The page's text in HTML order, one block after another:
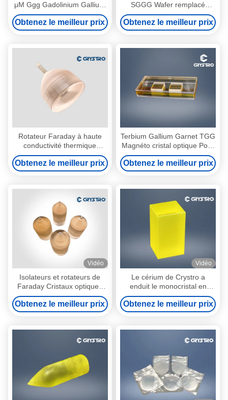
μM Ggg Gadolinium Gallium
Garnet Substrats
Obtenez le meilleur prix
SGGG Wafer remplacé
Gadolinium Gallium Garnet
Obtenez le meilleur prix
Rotateur Faraday à haute
conductivité thermique
Terbium Gallium Garnet
Obtenez le meilleur prix
Terbium Gallium Garnet TGG
Magnéto cristal optique Pour
les dispositifs d'isolement
optique
Obtenez le meilleur prix
Vidéo
Isolateurs et rotateurs de
Faraday Cristaux optiques
magnéto Terbium Gallium
Grenat Cristaux TGG
Obtenez le meilleur prix
Vidéo
Le cérium de Crystro a
enduit le monocristal en
aluminium du grenat GAGG
de gallium de la CE de
gadolinium
Obtenez le meilleur prix